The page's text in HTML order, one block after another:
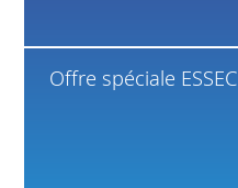
Offre spéciale